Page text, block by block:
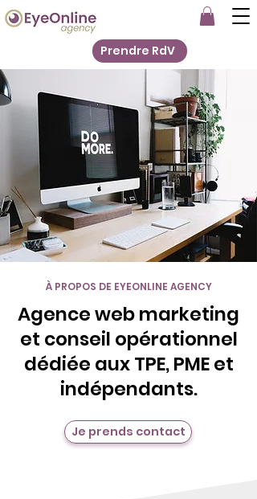
Prendre RdV
À PROPOS DE EYEONLINE AGENCY
Agence web marketing
et conseil opérationnel
dédiée aux TPE, PME et
indépendants.
Je prends contact